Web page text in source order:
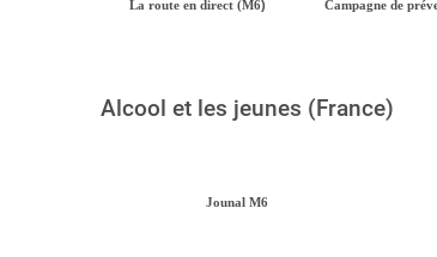
La route en direct (M6) Campagne de
Alcool et les jeunes (France)
Jounal M6